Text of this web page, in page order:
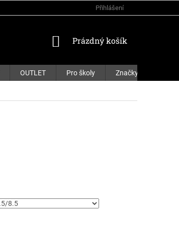
Přihlášení
NÁKUPNÍ
Prázdný košík
OUTLET Pro školy Značky